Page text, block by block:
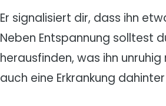
Er signalisiert dir, dass ihn
Neben Entspannung solltest
herausfinden, was ihn unruhig
auch eine Erkrankung